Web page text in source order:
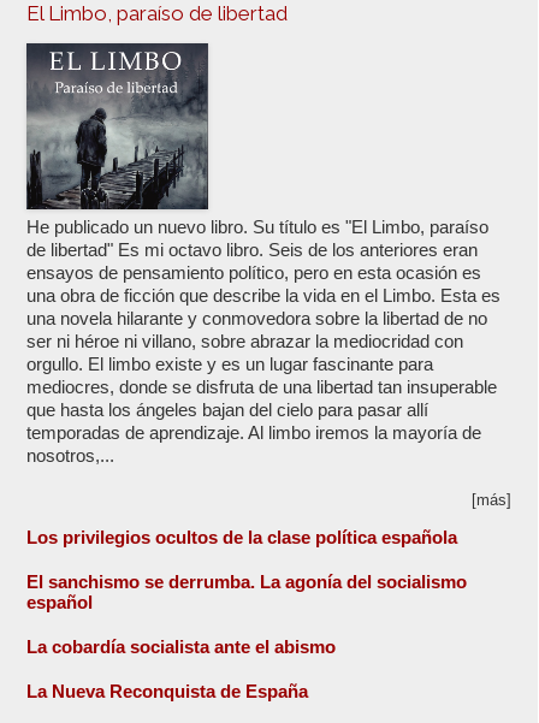
El Limbo, paraíso de libertad
He publicado un nuevo libro. Su título es "El Limbo, paraíso
de libertad" Es mi octavo libro. Seis de los anteriores eran
ensayos de pensamiento político, pero en esta ocasión es
una obra de ficción que describe la vida en el Limbo. Esta es
una novela hilarante y conmovedora sobre la libertad de no
ser ni héroe ni villano, sobre abrazar la mediocridad con
orgullo. El limbo existe y es un lugar fascinante para
mediocres, donde se disfruta de una libertad tan insuperable
que hasta los ángeles bajan del cielo para pasar allí
temporadas de aprendizaje. Al limbo iremos la mayoría de
nosotros,...
[más]
Los privilegios ocultos de la clase política española
El sanchismo se derrumba. La agonía del socialismo
español
La cobardía socialista ante el abismo
La Nueva Reconquista de España